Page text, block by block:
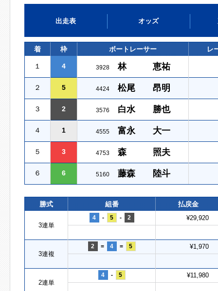
出走表 オッズ
着 枠 ボートレーサー レ
１ 4 3928 林 恵祐
２ 5 4424 松尾 昂明
３ 2 3576 白水 勝也
４ 1 4555 富永 大一
５ 3 4753 森 照夫
６ 6 5160 藤森 陸斗
勝式 組番 払戻金
3連単
4 - 5 - 2 ¥29,920
3連複
2 = 4 = 5 ¥1,970
2連単
4 - 5 ¥11,980